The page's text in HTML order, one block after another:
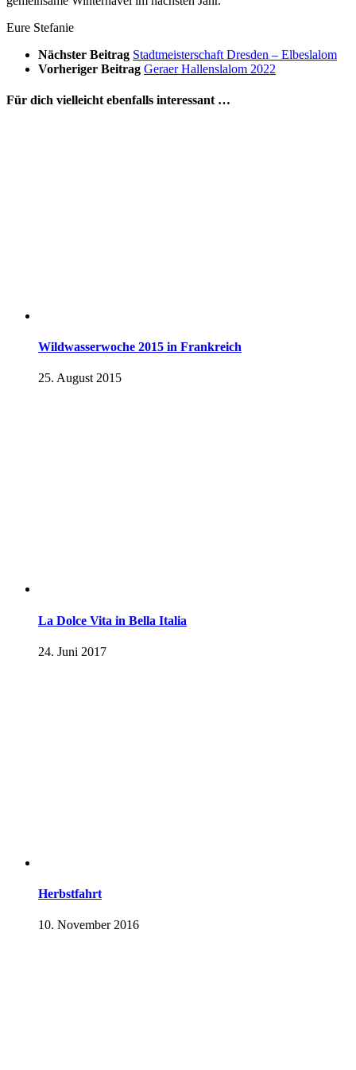
Eure Stefanie
Nächster Beitrag Stadtmeisterschaft Dresden – Elbeslalom
Vorheriger Beitrag Geraer Hallenslalom 2022
Für dich vielleicht ebenfalls interessant …
Wildwasserwoche 2015 in Frankreich
25. August 2015
La Dolce Vita in Bella Italia
24. Juni 2017
Herbstfahrt
10. November 2016